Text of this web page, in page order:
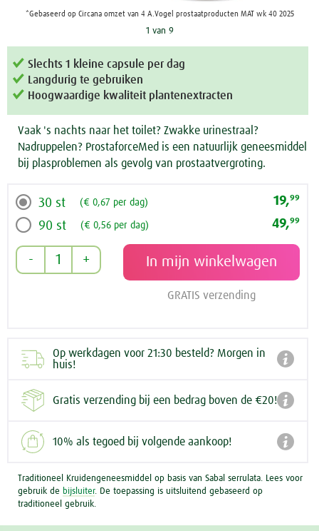
*Gebaseerd op Circana omzet van 4 A.Vogel prostaatproducten MAT wk 40 2025
1 van 9
Slechts 1 kleine capsule per dag
Langdurig te gebruiken
Hoogwaardige kwaliteit plantenextracten
Vaak 's nachts naar het toilet? Zwakke urinestraal?
Nadruppelen? ProstaforceMed is een natuurlijk geneesmiddel
bij plasproblemen als gevolg van prostaatvergroting.
30 st (€ 0,67 per dag) 19,99
90 st (€ 0,56 per dag) 49,99
GRATIS verzending
Op werkdagen voor 21:30 besteld? Morgen in
huis!

Gratis verzending bij een bedrag boven de €20!
10% als tegoed bij volgende aankoop! 
Traditioneel Kruidengeneesmiddel op basis van Sabal serrulata. Lees voor
gebruik de bijsluiter. De toepassing is uitsluitend gebaseerd op
traditioneel gebruik.